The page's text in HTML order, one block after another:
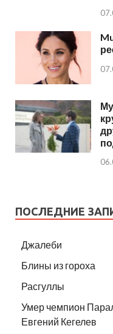
ПОСЛЕДНИЕ
Джалеби
Блины из гороха
Расгуллы
Умер чемпион
Евгений Кегелев